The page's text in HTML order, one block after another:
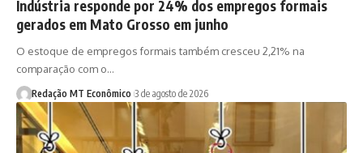
Indústria responde por 24% dos empregos formais
gerados em Mato Grosso em junho
O estoque de empregos formais também cresceu 2,21% na
comparação com o…
Redação MT Econômico 3 de agosto de 2026